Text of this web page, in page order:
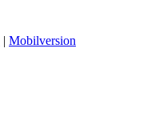
| Mobilversion